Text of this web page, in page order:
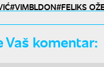
VIMBLDON FELIKS
Vaš komentar: